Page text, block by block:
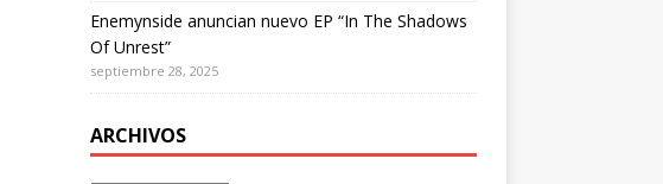
Enemynside anuncian nuevo EP “In The Shadows
Of Unrest”
septiembre 28, 2025
ARCHIVOS